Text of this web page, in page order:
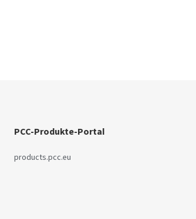
PCC-Produkte-Portal
products.pcc.eu